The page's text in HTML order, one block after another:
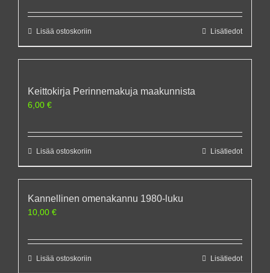
Lisää ostoskoriin Lisätiedot
Keittokirja Perinnemakuja maakunnista
6,00 €
Lisää ostoskoriin Lisätiedot
Kannellinen omenakannu 1980-luku
10,00 €
Lisää ostoskoriin Lisätiedot